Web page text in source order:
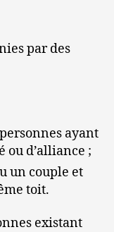
par des
ayant
ou d’alliance ;
un couple et
toit.
existant